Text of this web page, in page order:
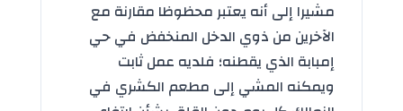
مشيرا إلى أنه يعتبر محظوظا مقارنة مع
الآخرين من ذوي الدخل المنخفض في حي
إمبابة الذي يقطنه؛ فلديه عمل ثابت
ويمكنه المشي إلى مطعم الكشري في